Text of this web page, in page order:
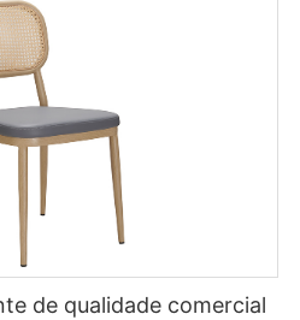
de qualidade comercial